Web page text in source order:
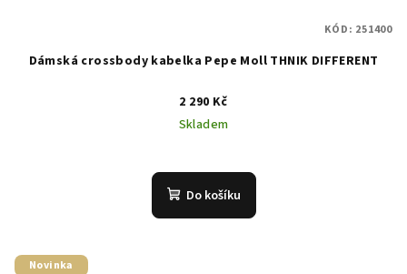
Dámská crossbody kabelka Pepe Moll THNIK DIFFERENT
2 290 Kč
Skladem
Do košíku
KÓD: 251400
Novinka